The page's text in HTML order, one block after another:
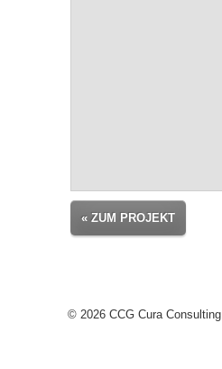
« ZUM PROJEKT
© 2026 CCG Cura Consulting